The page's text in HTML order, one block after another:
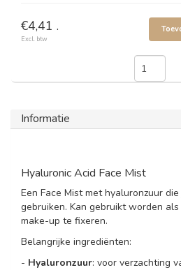
€4,41 .
Excl. btw
Informatie
Hyaluronic Acid Face Mist
Een Face Mist met hyaluronzuur
gebruiken. Kan gebruikt worden
make-up te fixeren.
Belangrijke ingrediënten:
- Hyaluronzuur: voor verzachting